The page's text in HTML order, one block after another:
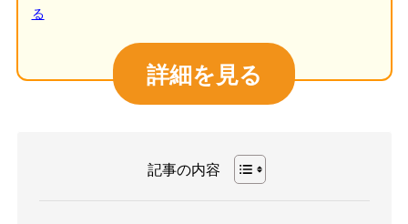
る
詳細を見る
記事の内容